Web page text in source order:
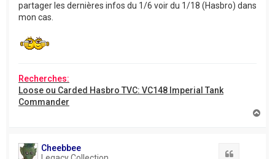
partager les dernières infos du 1/6 voir du 1/18 (Hasbro) dans
mon cas.
Recherches:
Loose ou Carded Hasbro TVC: VC148 Imperial Tank
Commander
Cheebbee